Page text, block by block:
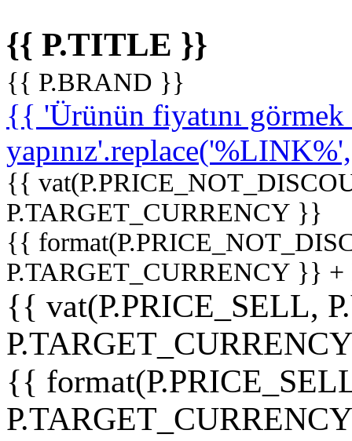
{{ P.TITLE }}
{{ P.BRAND }}
{{ 'Ürünün fiyatını
{{
P.TARGET_CURRENCY }}
{{
P.TARGET_CURRENCY }}
{{ vat(P.PRICE_SELL,
{{